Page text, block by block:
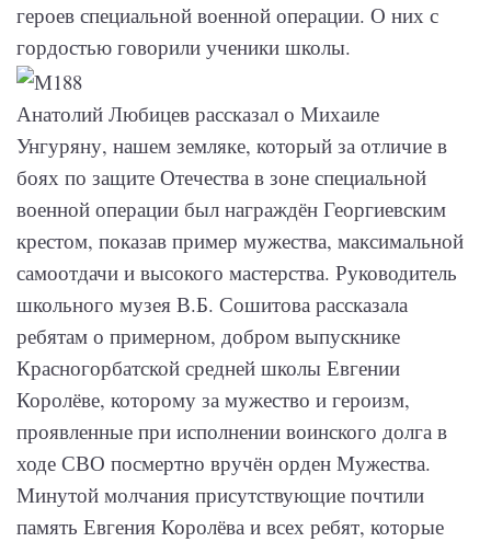
героев специальной военной операции. О них с
гордостью говорили ученики школы.
Анатолий Любицев рассказал о Михаиле
Унгуряну, нашем земляке, который за отличие в
боях по защите Отечества в зоне специальной
военной операции был награждён Георгиевским
крестом, показав пример мужества, максимальной
самоотдачи и высокого мастерства. Руководитель
школьного музея В.Б. Сошитова рассказала
ребятам о примерном, добром выпускнике
Красногорбатской средней школы Евгении
Королёве, которому за мужество и героизм,
проявленные при исполнении воинского долга в
ходе СВО посмертно вручён орден Мужества.
Минутой молчания присутствующие почтили
память Евгения Королёва и всех ребят, которые